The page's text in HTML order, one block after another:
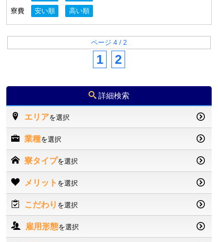
寮費
安い順 高い順
ページ 4 / 2
1 2
詳細検索
エリアを選択
業種を選択
寮タイプを選択
メリット を選択
こだわり を選択
雇用形態を選択